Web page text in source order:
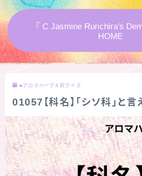
アロマハーブアンケート
おすすめ商品＆レビュー
★スペシャルアロマハーブ４択ク
お問い合わせ
サイトマップ
『 C Jasmine Rurichira's
HOME
■アロマハーブ４択クイズ
01057【科名】「シソ科」と言